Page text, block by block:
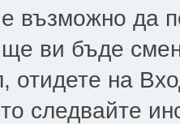
възможно да
ви бъде
отидете на
следвайте